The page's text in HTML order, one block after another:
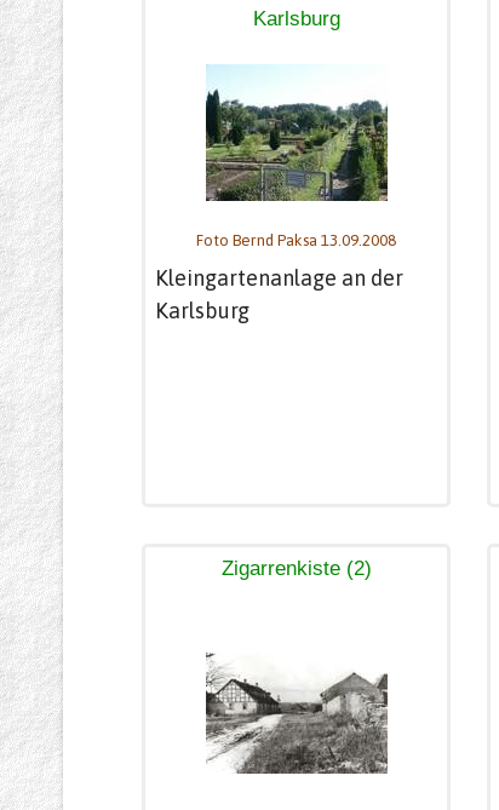
Karlsburg
Foto Bernd Paksa 13.09.2008
Kleingartenanlage an der
Karlsburg
Zigarrenkiste (2)